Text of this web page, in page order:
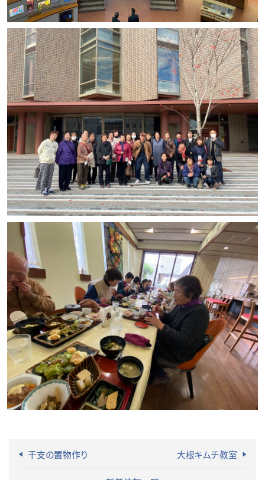
干支の置物作り 大根キムチ教室